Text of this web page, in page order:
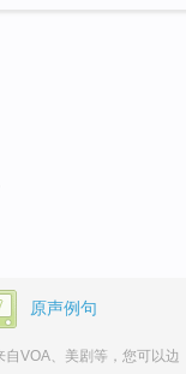
原声例句
自VOA、美剧等，您可以边